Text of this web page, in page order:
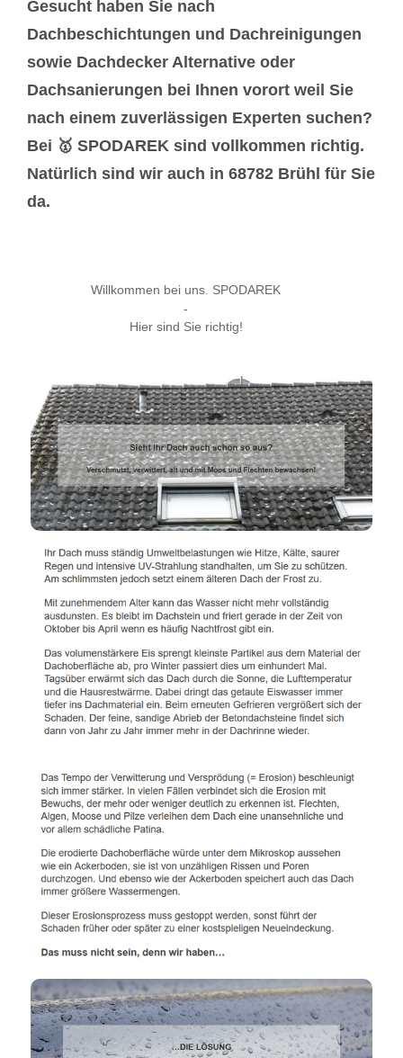
Gesucht haben Sie nach
Dachbeschichtungen und Dachreinigungen
sowie Dachdecker Alternative oder
Dachsanierungen bei Ihnen vorort weil Sie
nach einem zuverlässigen Experten suchen?
Bei 🥇 SPODAREK sind vollkommen richtig.
Natürlich sind wir auch in 68782 Brühl für Sie
da.
Willkommen bei uns. SPODAREK
-
Hier sind Sie richtig!